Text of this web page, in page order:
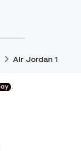
Air Jordan 1